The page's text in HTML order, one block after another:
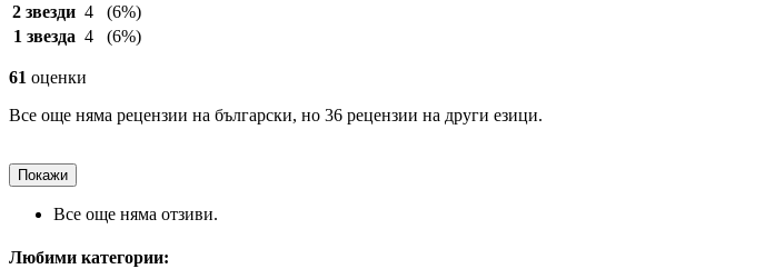
2 звезди 4
(6%)
1 звезда 4 (6%)
61 оценки
Все още няма рецензии на български, но 36 рецензии на други езици.
Покажи
Все още няма отзиви.
Любими категории: